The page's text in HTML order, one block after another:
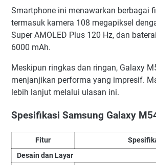
Smartphone ini menawarkan berbagai
termasuk kamera 108 megapiksel
Super AMOLED Plus 120 Hz, dan
6000 mAh.
Meskipun ringkas dan ringan, Galaxy
menjanjikan performa yang impresif.
lebih lanjut melalui ulasan ini.
Spesifikasi Samsung Galaxy
Fitur
Desain dan Layar